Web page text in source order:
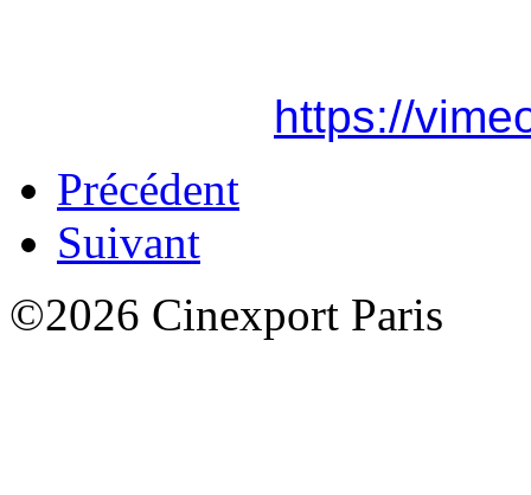
https://
Précédent
Suivant
©2026 Cinexport Paris